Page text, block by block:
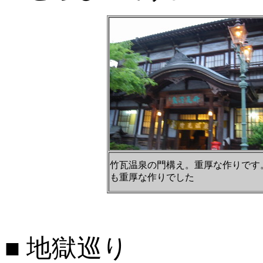
竹瓦温泉の門構え。重厚な作りです
も重厚な作りでした
■ 地獄巡り